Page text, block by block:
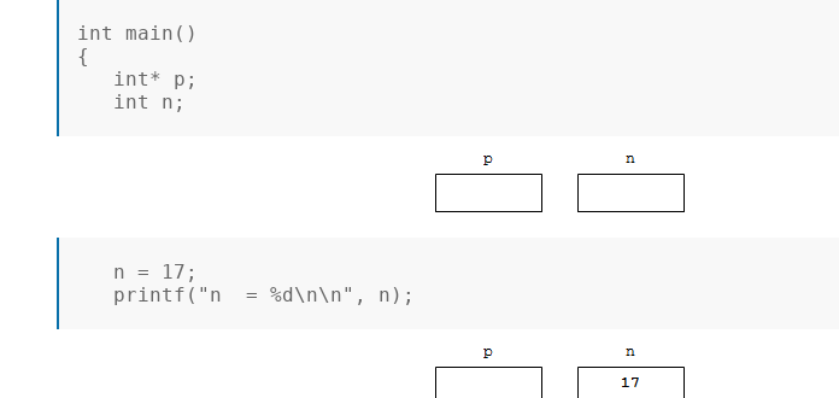
int main ()
{
int* p;
int
n;
n = 17 ;
printf ( "n  = %d\n\n" , n);